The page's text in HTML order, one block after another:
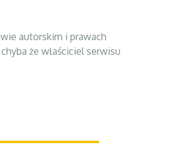
autorskim i prawach
że właściciel serwisu